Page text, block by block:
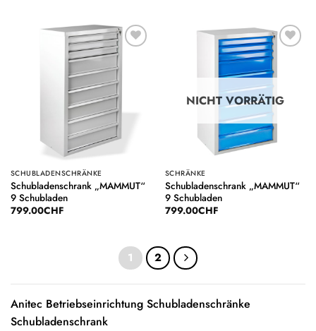
Auf die
Wunschliste
SCHUBLADENSCHRÄNKE
Schubladenschrank „MAMMUT“
9 Schubladen
799.00CHF
Auf die
Wunschliste
NICHT VORRÄTIG
SCHRÄNKE
Schubladenschrank „MAMMUT“
9 Schubladen
799.00CHF
1 2
Anitec Betriebseinrichtung Schubladenschränke
Schubladenschrank